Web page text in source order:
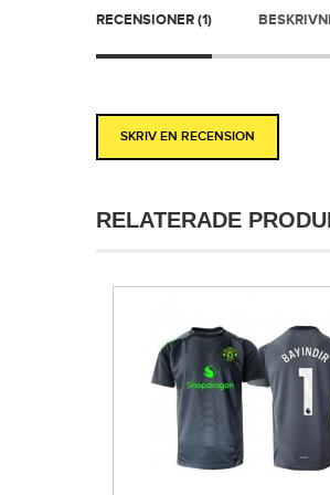
RECENSIONER (1)
SKRIV EN RECENSION
RELATERADE